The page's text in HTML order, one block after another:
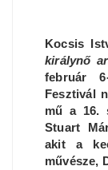
Kocsis
királynő
február
Fesztivál
mű a 16.
Stuart
akit a
művésze,